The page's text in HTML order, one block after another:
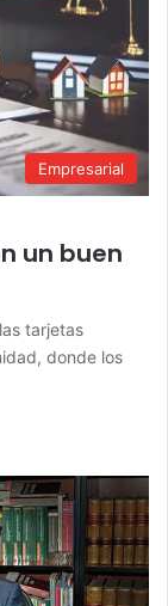
Empresarial
un buen
tarjetas
donde los